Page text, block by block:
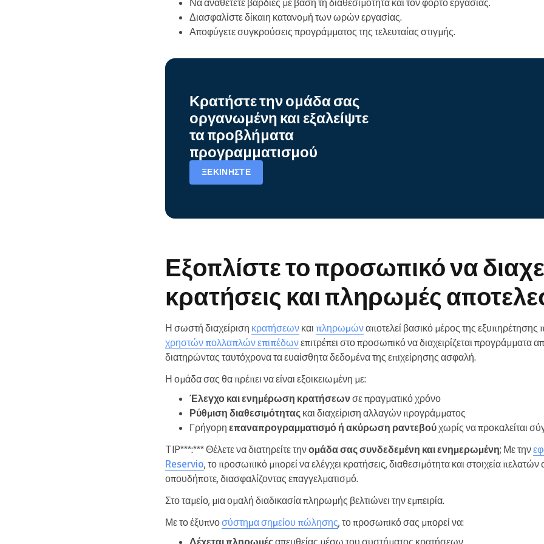
Διασφαλίστε δίκαιη κατανομή των ωρών εργασίας.
Αποφύγετε συγκρούσεις προγράμματος της τελευταίας στιγμής.
Κρατήστε την ομάδα σας
οργανωμένη και εξαλείψτε
τα προβλήματα
προγραμματισμού
ΞΕΚΙΝΉΣΤΕ
Εξοπλίστε το προσωπικό να
κρατήσεις και πληρωμές
Η σωστή διαχείριση κρατήσεων και πληρωμώναποτελεί βασικό μέρος της εξυπηρέτησης
χρηστών πολλαπλών επιπέδωνεπιτρέπει στο προσωπικό να διαχειρίζεται προγράμματα
διατηρώντας ταυτόχρονα τα ευαίσθητα δεδομένα της επιχείρησης ασφαλή.
Η ομάδα σας θα πρέπει να είναι εξοικειωμένη με:
Έλεγχο και ενημέρωση κρατήσεωνσε πραγματικό χρόνο
Ρύθμιση διαθεσιμότητας και διαχείριση αλλαγών προγράμματος
Γρήγορη επαναπρογραμματισμό ή ακύρωση ραντεβούχωρίς να προκαλείται
TIP***:*** Θέλετε να διατηρείτε τηνομάδα σας συνδεδεμένη και ενημερωμένη; Με την
Reservio, το προσωπικό μπορεί να ελέγχει κρατήσεις, διαθεσιμότητα και στοιχεία πελατών
οπουδήποτε, διασφαλίζοντας επαγγελματισμό.
Στο ταμείο, μια ομαλή διαδικασία πληρωμής βελτιώνει την εμπειρία.
Με το έξυπνοσύστημα σημείου πώλησης, το προσωπικό σας μπορεί να:
Δέχεται πληρωμέςαπευθείας μέσω του συστήματος κρατήσεων